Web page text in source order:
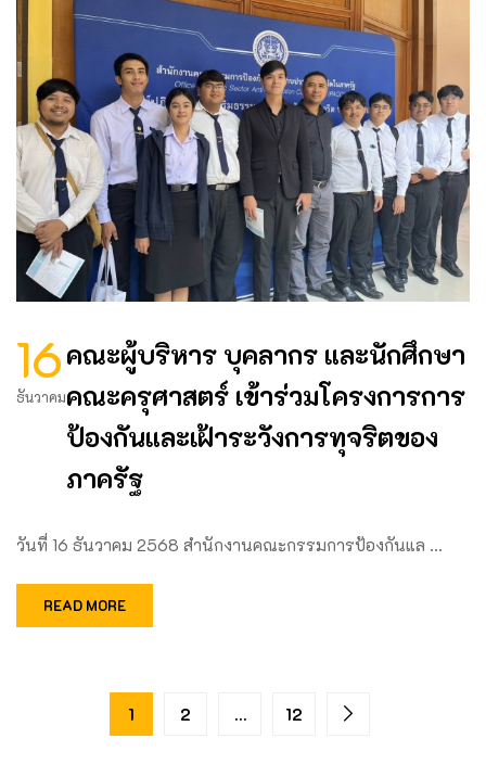
16
ธันวาคม
คณะผู้บริหาร บุคลากร และนักศึกษา
คณะครุศาสตร์ เข้าร่วมโครงการการ
ป้องกันและเฝ้าระวังการทุจริตของ
ภาครัฐ
วันที่ 16 ธันวาคม 2568 สำนักงานคณะกรรมการป้องกันแล …
READ MORE
1 2 … 12